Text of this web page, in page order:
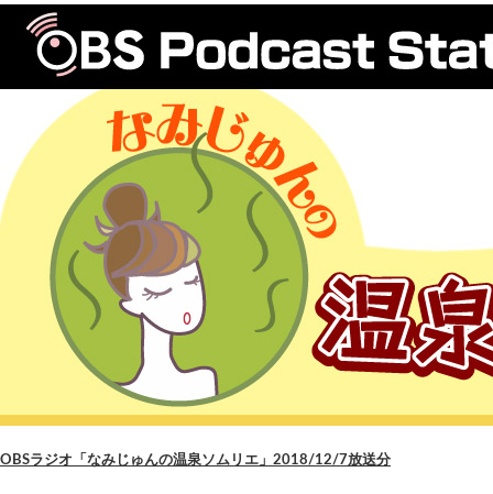
OBSラジオ「なみじゅんの温泉ソムリエ」2018/12/7放送分